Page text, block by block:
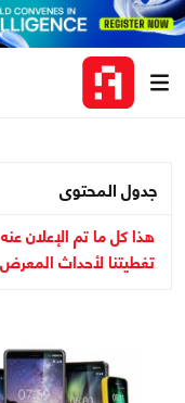
جدول المحتوى
تغطيتنا لأحداث